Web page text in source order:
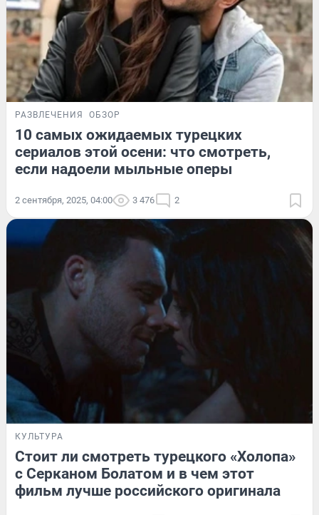
РАЗВЛЕЧЕНИЯ ОБЗОР
10 самых ожидаемых турецких
сериалов этой осени: что смотреть,
если надоели мыльные оперы
2 сентября, 2025, 04:00 3 476 2
КУЛЬТУРА
Стоит ли смотреть турецкого «Холопа»
с Серканом Болатом и в чем этот
фильм лучше российского оригинала